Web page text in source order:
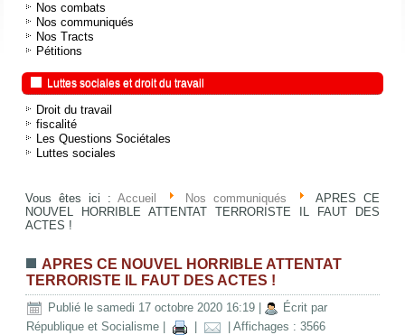
Nos combats
Nos communiqués
Nos Tracts
Pétitions
Luttes sociales et droit du travail
Droit du travail
fiscalité
Les Questions Sociétales
Luttes sociales
Vous êtes ici : Accueil Nos communiqués
APRES CE
NOUVEL HORRIBLE ATTENTAT TERRORISTE IL FAUT DES
ACTES !
APRES CE NOUVEL HORRIBLE ATTENTAT
TERRORISTE IL FAUT DES ACTES !
Publié le samedi 17 octobre 2020 16:19
Écrit par
République et Socialisme
| Affichages : 3566